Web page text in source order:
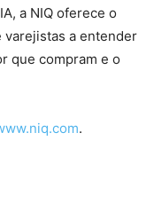
a NIQ oferece o
a entender
que compram e o
.